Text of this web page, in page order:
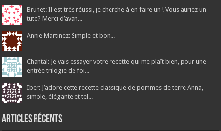
Brunet: Il est très réussi, je cherche à en faire un ! Vous auriez un
tuto? Merci d’avan...
Annie Martinez: Simple et bon...
Chantal: Je vais essayer votre recette qui me plaît bien, pour une
entrée trilogie de foi...
Iber: J’adore cette recette classique de pommes de terre Anna,
simple, élégante et tel...
Articles récents